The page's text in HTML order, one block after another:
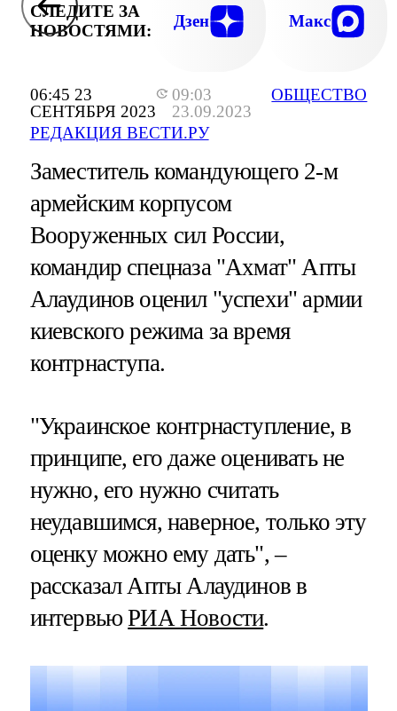
06:45 23
СЕНТЯБРЯ 2023
09:03
23.09.2023
РЕДАКЦИЯ ВЕСТИ.РУ
ОБЩЕСТВО
СЛЕДИТЕ ЗА
НОВОСТЯМИ:
Дзен Макс
Заместитель командующего 2-м
армейским корпусом
Вооруженных сил России,
командир спецназа "Ахмат" Апты
Алаудинов оценил "успехи" армии
киевского режима за время
контрнаступа.
"Украинское контрнаступление, в
принципе, его даже оценивать не
нужно, его нужно считать
неудавшимся, наверное, только эту
оценку можно ему дать", –
рассказал Апты Алаудинов в
интервьюРИА Новости.